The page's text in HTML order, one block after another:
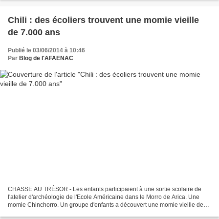
Chili : des écoliers trouvent une momie vieille
de 7.000 ans
Publié le 03/06/2014 à 10:46
Par Blog de l'AFAENAC
CHASSE AU TRÉSOR - Les enfants participaient à une sortie scolaire de
l'atelier d'archéologie de l'Ecole Américaine dans le Morro de Arica. Une
momie Chinchorro. Un groupe d'enfants a découvert une momie vieille de